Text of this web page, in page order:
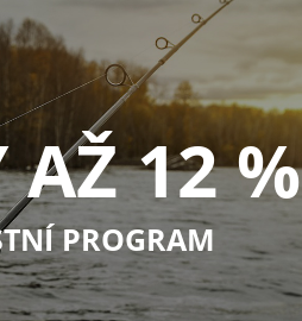
AŽ 12 %
PROGRAM